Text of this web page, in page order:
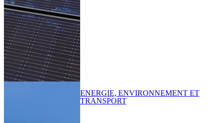
ENERGIE, ENVIRONNEMENT ET
TRANSPORT